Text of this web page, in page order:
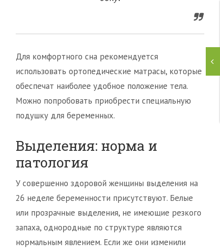
Для комфортного сна рекомендуется
использовать ортопедические матрасы, которые
обеспечат наиболее удобное положение тела.
Можно попробовать приобрести специальную
подушку для беременных.
Выделения: норма и
патология
У совершенно здоровой женщины выделения на
26 неделе беременности присутствуют. Белые
или прозрачные выделения, не имеющие резкого
запаха, однородные по структуре являются
нормальным явлением. Если же они изменили